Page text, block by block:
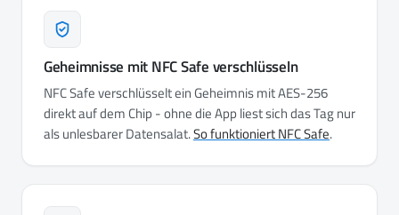
Geheimnisse mit NFC Safe verschlüsseln
NFC Safe verschlüsselt ein Geheimnis mit AES-256
direkt auf dem Chip - ohne die App liest sich das Tag nur
als unlesbarer Datensalat.So funktioniert NFC Safe.